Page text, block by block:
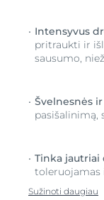
Intensyvus
pritraukti ir
sausumo,
Švelnesnės
pasišalinimą,
Tinka jautriai
toleruojamas
Sužinoti daugiau